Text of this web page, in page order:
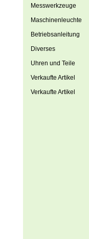
Messwerkzeuge
Maschinenleuchte
Betriebsanleitung
Diverses
Uhren und Teile
Verkaufte Artikel
Verkaufte Artikel